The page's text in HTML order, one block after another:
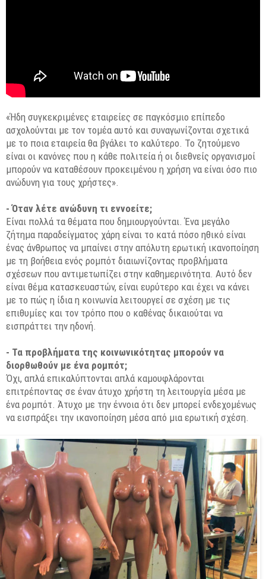
«Ήδη συγκεκριμένες εταιρείες σε παγκόσμιο επίπεδο
ασχολούνται με τον τομέα αυτό και συναγωνίζονται σχετικά
με το ποια εταιρεία θα βγάλει το καλύτερο. Το ζητούμενο
είναι οι κανόνες που η κάθε πολιτεία ή οι διεθνείς οργανισμοί
μπορούν να καταθέσουν προκειμένου η χρήση να είναι όσο πιο
ανώδυνη για τους χρήστες».
- Όταν λέτε ανώδυνη τι εννοείτε;
Είναι πολλά τα θέματα που δημιουργούνται. Ένα μεγάλο
ζήτημα παραδείγματος χάρη είναι το κατά πόσο ηθικό είναι
ένας άνθρωπος να μπαίνει στην απόλυτη ερωτική ικανοποίηση
με τη βοήθεια ενός ρομπότ διαιωνίζοντας προβλήματα
σχέσεων που αντιμετωπίζει στην καθημερινότητα. Αυτό δεν
είναι θέμα κατασκευαστών, είναι ευρύτερο και έχει να κάνει
με το πώς η ίδια η κοινωνία λειτουργεί σε σχέση με τις
επιθυμίες και τον τρόπο που ο καθένας δικαιούται να
εισπράττει την ηδονή.
- Τα προβλήματα της κοινωνικότητας μπορούν να
διορθωθούν με ένα ρομπότ;
Όχι, απλά επικαλύπτονται απλά καμουφλάρονται
επιτρέποντας σε έναν άτυχο χρήστη τη λειτουργία μέσα με
ένα ρομπότ. Άτυχο με την έννοια ότι δεν μπορεί ενδεχομένως
να εισπράξει την ικανοποίηση μέσα από μια ερωτική σχέση.